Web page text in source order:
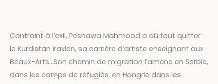
Contraint à l’exil, Peshawa Mahmood a dû tout quitter :
le Kurdistan irakien, sa carrière d’artiste enseignant aux
Beaux-Arts…Son chemin de migration l’amène en Serbie,
dans les camps de réfugiés, en Hongrie dans les